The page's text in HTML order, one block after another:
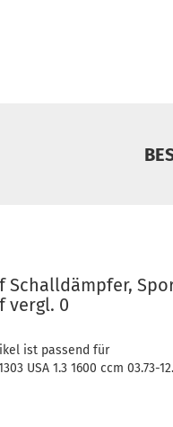
Schalldämpfer,
vergl. 0
ist passend für
USA 1.3 1600 ccm 03.73-